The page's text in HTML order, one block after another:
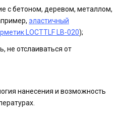
с бетоном, деревом, металлом,
эластичный
LOCTTLF LB-020);
не отслаиваться от
нанесения и возможность